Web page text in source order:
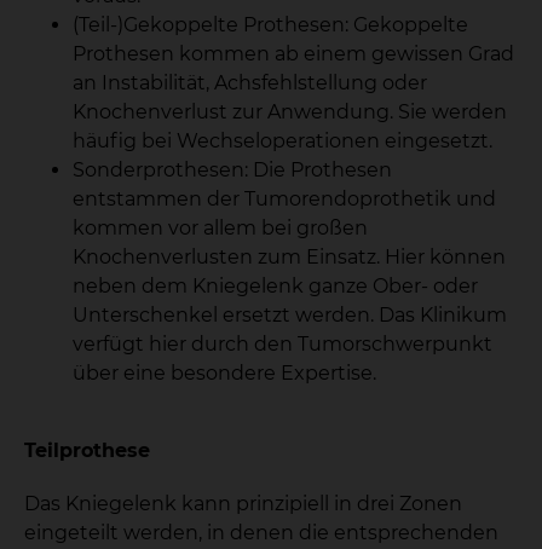
(Teil-)Gekoppelte Prothesen: Gekoppelte
Prothesen kommen ab einem gewissen Grad
an Instabilität, Achsfehlstellung oder
Knochenverlust zur Anwendung. Sie werden
häufig bei Wechseloperationen eingesetzt.
Sonderprothesen: Die Prothesen
entstammen der Tumorendoprothetik und
kommen vor allem bei großen
Knochenverlusten zum Einsatz. Hier können
neben dem Kniegelenk ganze Ober- oder
Unterschenkel ersetzt werden. Das Klinikum
verfügt hier durch den Tumorschwerpunkt
über eine besondere Expertise.
Teilprothese
Das Kniegelenk kann prinzipiell in drei Zonen
eingeteilt werden, in denen die entsprechenden